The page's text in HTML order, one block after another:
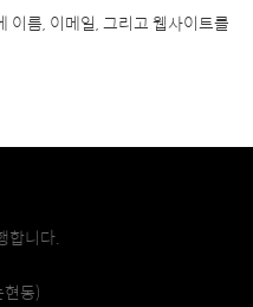
이름, 이메일, 그리고 웹사이트를
합니다.
동)